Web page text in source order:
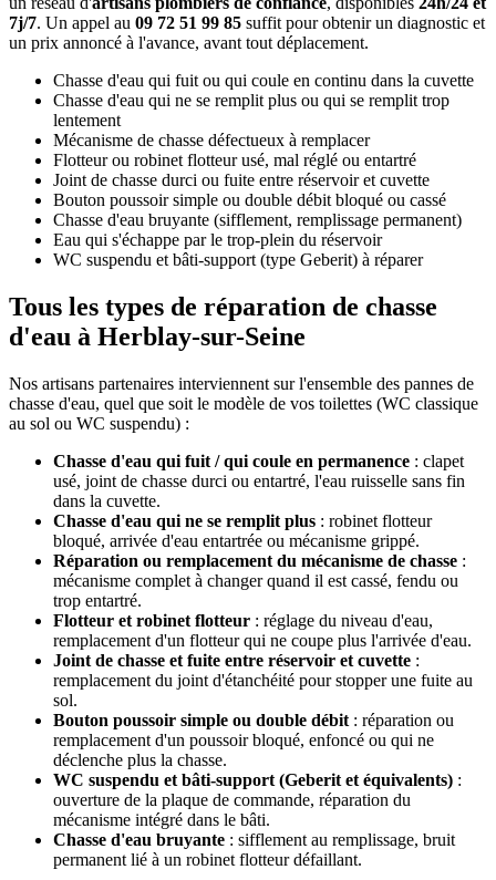
7j/7. Un appel au 09 72 51 99 85 suffit pour obtenir un diagnostic et
un prix annoncé à l'avance, avant tout déplacement.
Chasse d'eau qui fuit ou qui coule en continu dans la cuvette
Chasse d'eau qui ne se remplit plus ou qui se remplit trop
lentement
Mécanisme de chasse défectueux à remplacer
Flotteur ou robinet flotteur usé, mal réglé ou entartré
Joint de chasse durci ou fuite entre réservoir et cuvette
Bouton poussoir simple ou double débit bloqué ou cassé
Chasse d'eau bruyante (sifflement, remplissage permanent)
Eau qui s'échappe par le trop-plein du réservoir
WC suspendu et bâti-support (type Geberit) à réparer
Tous les types de réparation de chasse
d'eau à Herblay-sur-Seine
Nos artisans partenaires interviennent sur l'ensemble des pannes de
chasse d'eau, quel que soit le modèle de vos toilettes (WC classique
au sol ou WC suspendu) :
Chasse d'eau qui fuit / qui coule en permanence : clapet
usé, joint de chasse durci ou entartré, l'eau ruisselle sans fin
dans la cuvette.
Chasse d'eau qui ne se remplit plus : robinet flotteur
bloqué, arrivée d'eau entartrée ou mécanisme grippé.
Réparation ou remplacement du mécanisme de chasse :
mécanisme complet à changer quand il est cassé, fendu ou
trop entartré.
Flotteur et robinet flotteur : réglage du niveau d'eau,
remplacement d'un flotteur qui ne coupe plus l'arrivée d'eau.
Joint de chasse et fuite entre réservoir et cuvette :
remplacement du joint d'étanchéité pour stopper une fuite au
sol.
Bouton poussoir simple ou double débit : réparation ou
remplacement d'un poussoir bloqué, enfoncé ou qui ne
déclenche plus la chasse.
WC suspendu et bâti-support (Geberit et équivalents) :
ouverture de la plaque de commande, réparation du
mécanisme intégré dans le bâti.
Chasse d'eau bruyante : sifflement au remplissage, bruit
permanent lié à un robinet flotteur défaillant.